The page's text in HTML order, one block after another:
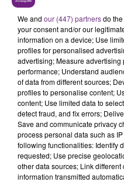
L'INSPECTION DU
L'ORDRE SUR LES
Alors que les dates de
s'est avéré être plus
l'inspection du Travail
les conditions de...
TITRES
4h45
4h45
We and our (447) partnersdo
your consent and/or our
information on a device; Use
profiles for personalised
advertising; Measure
performance; Understand
of data from different sources;
profiles to personalise content;
content; Use limited data to
detect fraud, and fix errors;
Save and communicate privacy
process personal data such as
following functionalities: Identify
requested; Use precise
other data sources; Link
information transmitted